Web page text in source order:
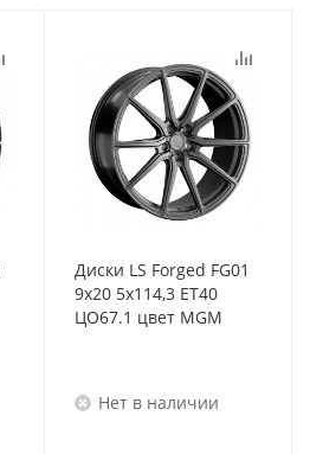
Диски LS Forged FG01
9x20 5x114,3 ET40
ЦО67.1 цвет MGM
Нет в наличии